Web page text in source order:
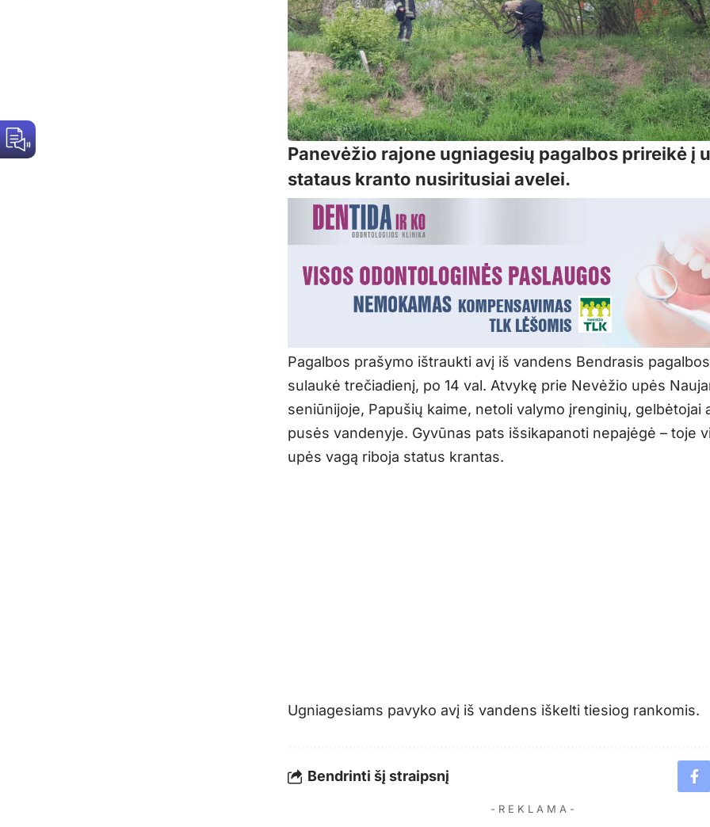
Panevėžio rajone ugniagesių pagalbos prireikė į
stataus kranto nusiritusiai avelei.
Pagalbos prašymo ištraukti avį iš vandens Bendrasis
sulaukė trečiadienį, po 14 val. Atvykę prie Nevėžio upės
seniūnijoje, Papušių kaime, netoli valymo įrenginių, gelbėtojai
pusės vandenyje. Gyvūnas pats išsikapanoti nepajėgė – toje
upės vagą riboja status krantas.
Ugniagesiams pavyko avį iš vandens iškelti tiesiog rankomis.
Bendrinti šį straipsnį
- R E K L A M A -